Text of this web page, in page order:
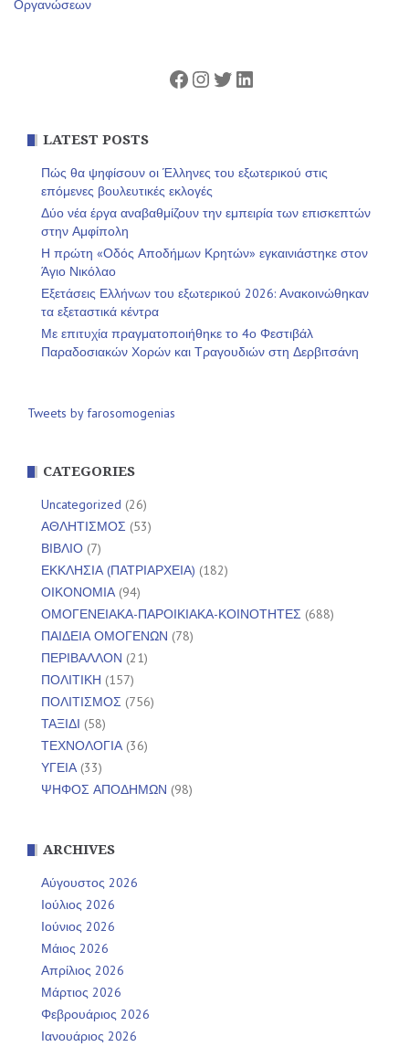
Οργανώσεων
Facebook
Instagram
Twitter
Linkedin
LATEST POSTS
Πώς θα ψηφίσουν οι Έλληνες του εξωτερικού στις
επόμενες βουλευτικές εκλογές
Δύο νέα έργα αναβαθμίζουν την εμπειρία των επισκεπτών
στην Αμφίπολη
Η πρώτη «Οδός Αποδήμων Κρητών» εγκαινιάστηκε στον
Άγιο Νικόλαο
Εξετάσεις Ελλήνων του εξωτερικού 2026: Ανακοινώθηκαν
τα εξεταστικά κέντρα
Με επιτυχία πραγματοποιήθηκε το 4ο Φεστιβάλ
Παραδοσιακών Χορών και Τραγουδιών στη Δερβιτσάνη
Tweets by farosomogenias
CATEGORIES
Uncategorized (26)
ΑΘΛΗΤΙΣΜΟΣ (53)
ΒΙΒΛΙΟ (7)
ΕΚΚΛΗΣΙΑ (ΠΑΤΡΙΑΡΧΕΙΑ) (182)
ΟΙΚΟΝΟΜΙΑ(94)
ΟΜΟΓΕΝΕΙΑΚΑ-ΠΑΡΟΙΚΙΑΚΑ-ΚΟΙΝΟΤΗΤΕΣ (688)
ΠΑΙΔΕΙΑ ΟΜΟΓΕΝΩΝ (78)
ΠΕΡΙΒΑΛΛΟΝ (21)
ΠΟΛΙΤΙΚΗ (157)
ΠΟΛΙΤΙΣΜΟΣ (756)
ΤΑΞΙΔΙ (58)
ΤΕΧΝΟΛΟΓΙΑ(36)
ΥΓΕΙΑ(33)
ΨΗΦΟΣ ΑΠΟΔΗΜΩΝ (98)
ARCHIVES
Αύγουστος 2026
Ιούλιος 2026
Ιούνιος 2026
Μάιος 2026
Απρίλιος 2026
Μάρτιος 2026
Φεβρουάριος 2026
Ιανουάριος 2026